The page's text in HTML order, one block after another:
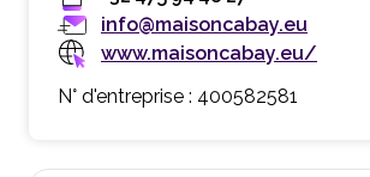
info@maisoncabay.eu
www.maisoncabay.eu/
N° d'entreprise : 400582581